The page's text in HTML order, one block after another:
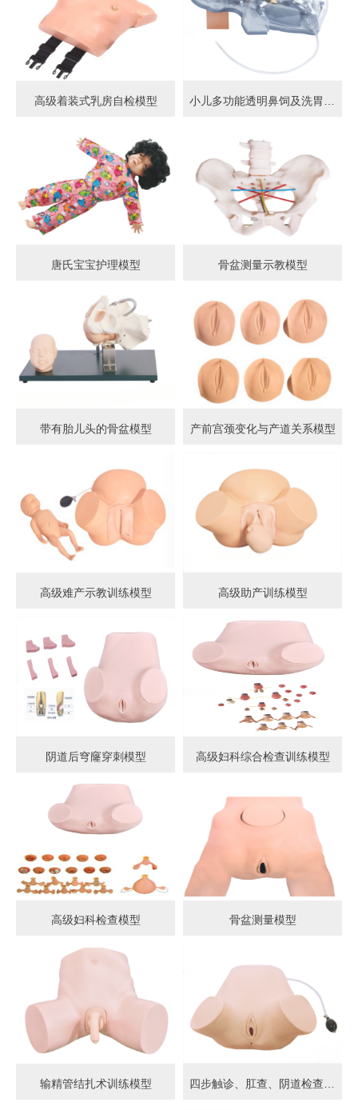
高级着装式乳房自检模型
唐氏宝宝护理模型 骨盆测量示教模型
带有胎儿头的骨盆模型 产前宫颈变化与产道关系模型
高级难产示教训练模型 高级助产训练模型
阴道后穹窿穿刺模型 高级妇科综合检查训练模型
高级妇科检查模型 骨盆测量模型
输精管结扎术训练模型 四步触诊、肛查、阴道检查训练模型